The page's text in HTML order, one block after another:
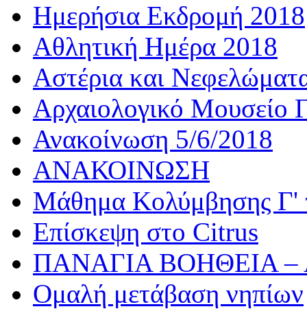
Ημερήσια Εκδρομή 2018
Αθλητική Ημέρα 2018
Αστέρια και
Αρχαιολογικό Μουσείο
Ανακοίνωση 5/6/2018
ΑΝΑΚΟΙΝΩΣΗ
Μάθημα Κολύμβησης Γ'
Επίσκεψη στο Citrus
ΠΑΝΑΓΙΑ ΒΟΗΘΕΙΑ
Ομαλή μετάβαση νηπίων